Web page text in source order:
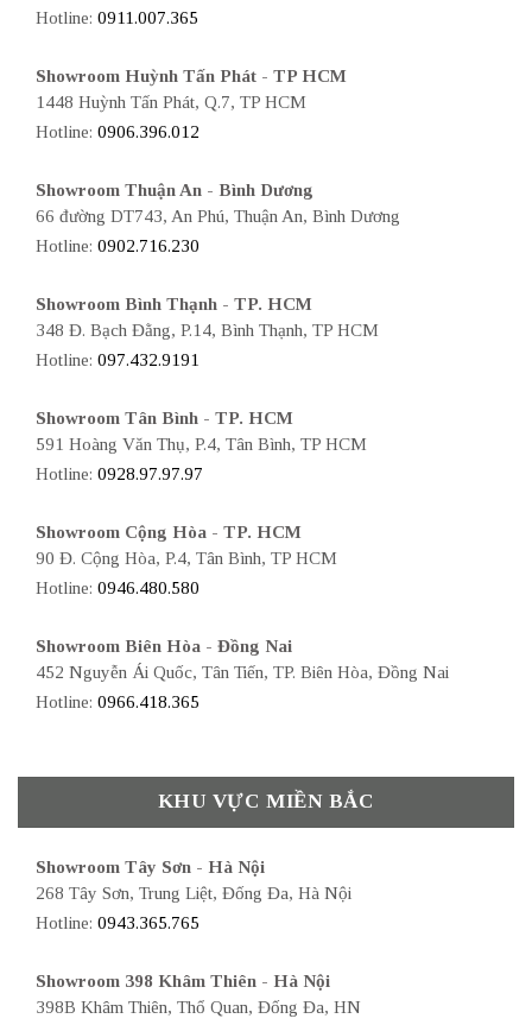
Hotline: 0911.007.365
Showroom Huỳnh Tấn Phát - TP HCM
1448 Huỳnh Tấn Phát, Q.7, TP HCM
Hotline: 0906.396.012
Showroom Thuận An - Bình Dương
66 đường DT743, An Phú, Thuận An, Bình Dương
Hotline: 0902.716.230
Showroom Bình Thạnh - TP. HCM
348 Đ. Bạch Đằng, P.14, Bình Thạnh, TP HCM
Hotline: 097.432.9191
Showroom Tân Bình - TP. HCM
591 Hoàng Văn Thụ, P.4, Tân Bình, TP HCM
Hotline: 0928.97.97.97
Showroom Cộng Hòa - TP. HCM
90 Đ. Cộng Hòa, P.4, Tân Bình, TP HCM
Hotline: 0946.480.580
Showroom Biên Hòa - Đồng Nai
452 Nguyễn Ái Quốc, Tân Tiến, TP. Biên Hòa, Đồng Nai
Hotline: 0966.418.365
KHU VỰC MIỀN BẮC
Showroom Tây Sơn - Hà Nội
268 Tây Sơn, Trung Liệt, Đống Đa, Hà Nội
Hotline: 0943.365.765
Showroom 398 Khâm Thiên - Hà Nội
398B Khâm Thiên, Thổ Quan, Đống Đa, HN